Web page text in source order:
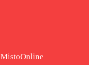
MistoOnline